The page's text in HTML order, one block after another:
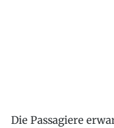
Die Passagiere